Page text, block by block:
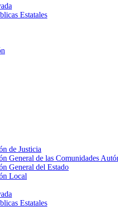
Estatales
de Justicia
General de las Comunidades
General del Estado
Local
Estatales